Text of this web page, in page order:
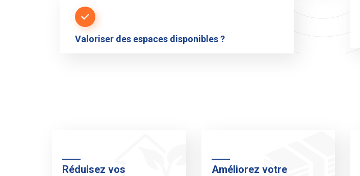
Valoriser des espaces disponibles ?
Réduisez vos
Améliorez votre